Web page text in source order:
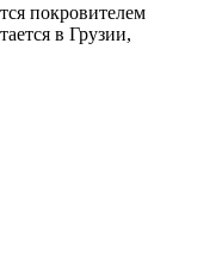
покровителем
в Грузии,